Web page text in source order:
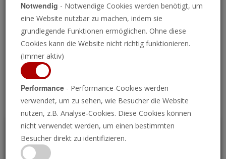
Programm ansehen
Notwendig - Notwendige Cookies werden benötigt, um
eine Website nutzbar zu machen, indem sie
grundlegende Funktionen ermöglichen. Ohne diese
Cookies kann die Website nicht richtig funktionieren.
(Immer aktiv)
Performance - Performance-Cookies werden
verwendet, um zu sehen, wie Besucher die Website
nutzen, z.B. Analyse-Cookies. Diese Cookies können
nicht verwendet werden, um einen bestimmten
Besucher direkt zu identifizieren.